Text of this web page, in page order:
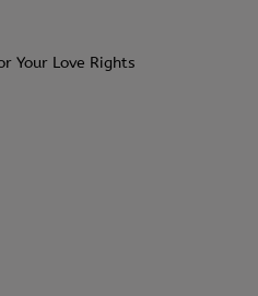
Your Love Rights